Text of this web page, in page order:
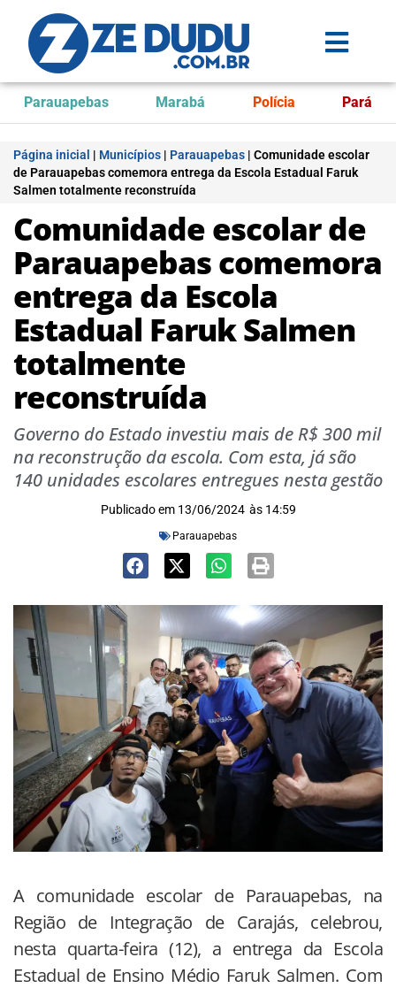
Parauapebas Marabá Polícia Pará
Página inicial | Municípios | Parauapebas | Comunidade escolar
de Parauapebas comemora entrega da Escola Estadual Faruk
Salmen totalmente reconstruída
Comunidade escolar de
Parauapebas comemora
entrega da Escola
Estadual Faruk Salmen
totalmente
reconstruída
Governo do Estado investiu mais de R$ 300 mil
na reconstrução da escola. Com esta, já são
140 unidades escolares entregues nesta gestão
Publicado em 13/06/2024 às 14:59
Parauapebas
A comunidade escolar de Parauapebas, na
Região de Integração de Carajás, celebrou,
nesta quarta-feira (12), a entrega da Escola
Estadual de Ensino Médio Faruk Salmen. Com